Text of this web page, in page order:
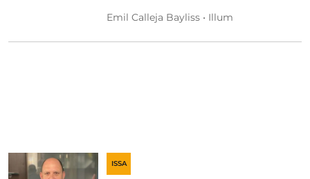
Emil Calleja Bayliss • Illum
ISSA